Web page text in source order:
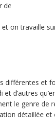
de
on travaille
différentes et
d’autres
le genre de
détaillée